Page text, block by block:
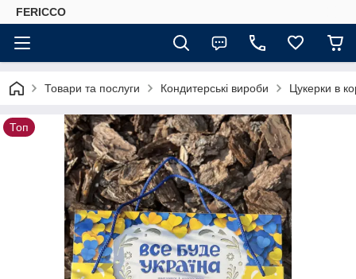
FERICCO
Товари та послуги Кондитерські вироби Цукерки в
Топ